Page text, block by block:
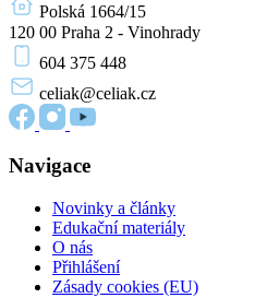
Polská 1664/15
120 00 Praha 2 - Vinohrady
604 375 448
celiak@celiak.cz
Navigace
Novinky a články
Edukační materiály
O nás
Přihlášení
Zásady cookies (EU)